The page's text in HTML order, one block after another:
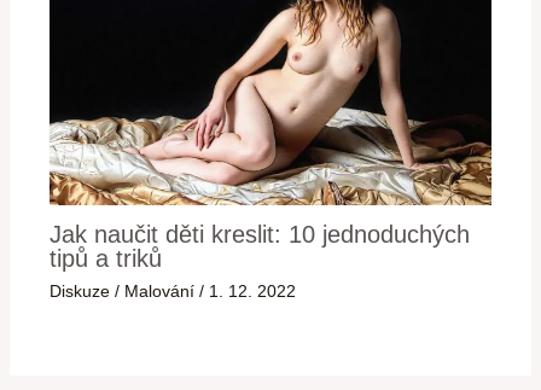
Jak naučit děti kreslit: 10 jednoduchých
tipů a triků
Diskuze / Malování / 1. 12. 2022